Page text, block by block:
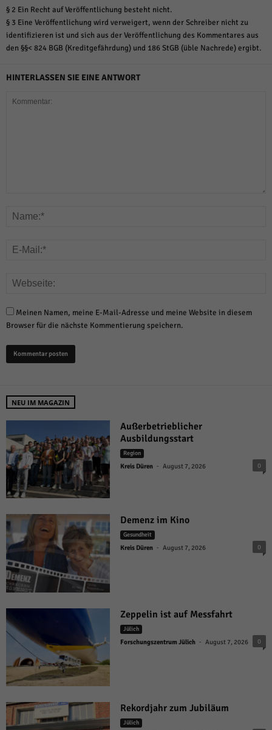
§ 2 Ein Recht auf Veröffentlichung besteht nicht.
§ 3 Eine Veröffentlichung wird verweigert, wenn der Schreiber nicht zu
identifizieren ist und sich aus der Veröffentlichung des Kommentares aus
den §§< 824 BGB (Kreditgefährdung) und 186 StGB (üble Nachrede) ergibt.
HINTERLASSEN SIE EINE ANTWORT
Meinen Namen, meine E-Mail-Adresse und meine Website in diesem
Browser für die nächste Kommentierung speichern.
NEU IM MAGAZIN
Außerbetrieblicher
Ausbildungsstart
Region
Kreis Düren - August 7, 2026 0
Demenz im Kino
Gesundheit
Kreis Düren - August 7, 2026 0
Zeppelin ist auf Messfahrt
Jülich
Forschungszentrum Jülich - August 7, 2026 0
Rekordjahr zum Jubiläum
Jülich